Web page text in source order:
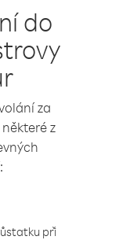
do
za
z
při